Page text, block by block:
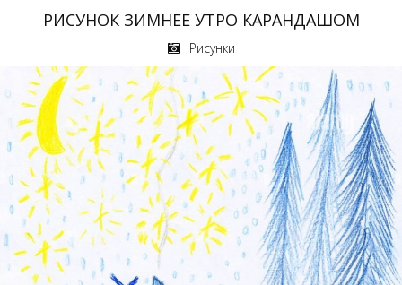
РИСУНОК ЗИМНЕЕ УТРО КАРАНДАШОМ
Рисунки